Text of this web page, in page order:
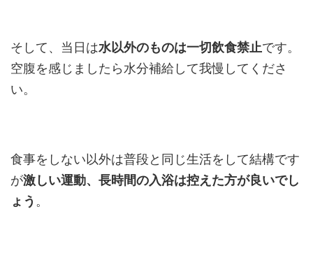
そして、当日は水以外のものは一切飲食禁止です。
空腹を感じましたら水分補給して我慢してくださ
い。
食事をしない以外は普段と同じ生活をして結構です
が激しい運動、長時間の入浴は控えた方が良いでし
ょう 。